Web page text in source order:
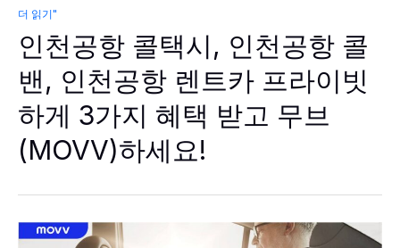
인
공
항
택
시,
인
천
항
콜
천
항
렌
더 읽기"
인천공항 콜택시, 인천공항 콜
밴, 인천공항 렌트카 프라이빗
하게 3가지 혜택 받고 무브
(MOVV)하세요!